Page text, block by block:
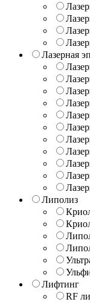
Лазерная
Липолиз
Лифтинг
RF